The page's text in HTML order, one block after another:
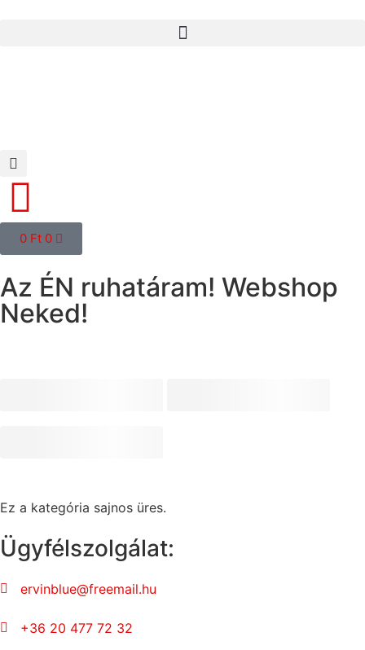
0 Ft 0
Az ÉN ruhatáram! Webshop
Neked!
Ez a kategória sajnos üres.
Ügyfélszolgálat:
ervinblue@freemail.hu
+36 20 477 72 32